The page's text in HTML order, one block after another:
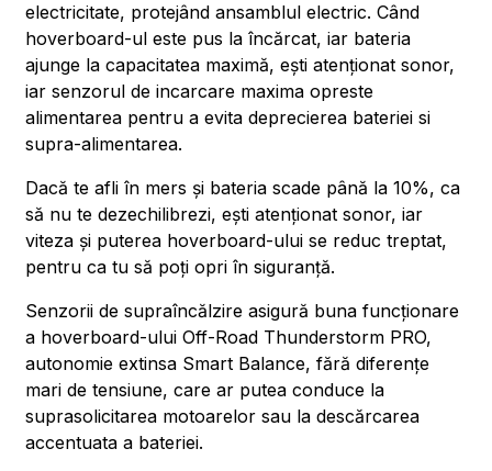
electricitate, protejând ansamblul electric. Când
hoverboard-ul este pus la încărcat, iar bateria
ajunge la capacitatea maximă, ești atenționat sonor,
iar senzorul de incarcare maxima opreste
alimentarea pentru a evita deprecierea bateriei si
supra-alimentarea.
Dacă te afli în mers și bateria scade până la 10%, ca
să nu te dezechilibrezi, ești atenționat sonor, iar
viteza și puterea hoverboard-ului se reduc treptat,
pentru ca tu să poți opri în siguranță.
Senzorii de supraîncălzire asigură buna funcționare
a hoverboard-ului Off-Road Thunderstorm PRO,
autonomie extinsa Smart Balance, fără diferențe
mari de tensiune, care ar putea conduce la
suprasolicitarea motoarelor sau la descărcarea
accentuata a bateriei.